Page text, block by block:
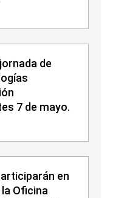
de
7 de mayo.
en
Oficina